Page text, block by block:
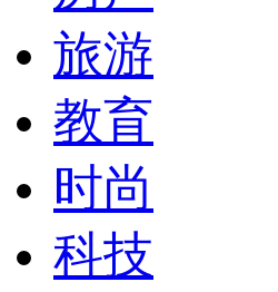
旅游
教育
时尚
科技